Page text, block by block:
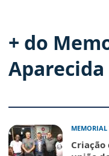
+ do
Aparecida
MEMORIAL
Criação